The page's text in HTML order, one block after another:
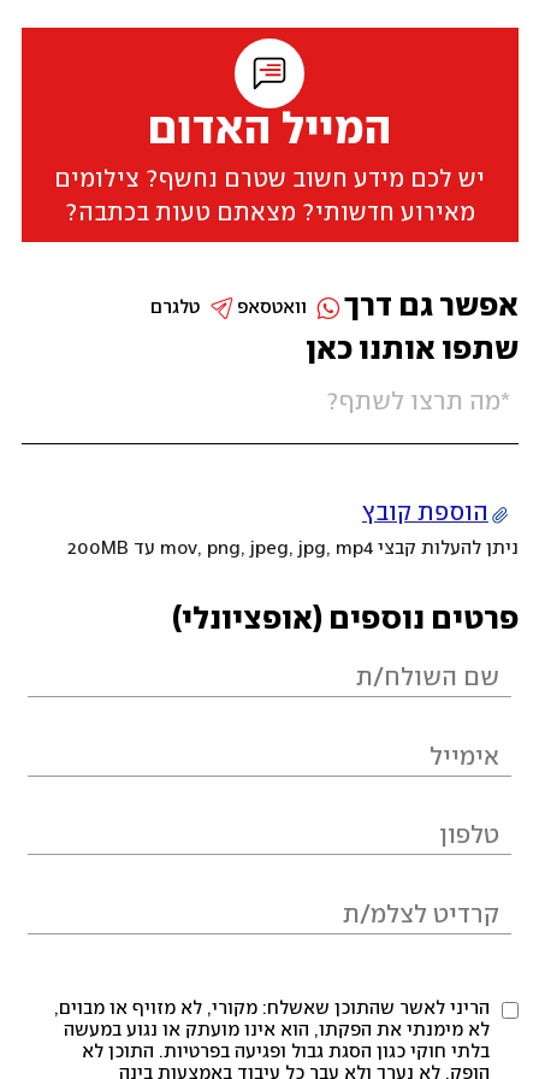
המייל האדום
יש לכם מידע חשוב שטרם נחשף? צילומים
מאירוע חדשותי? מצאתם טעות בכתבה?
שתפו אותנו כאן
הוספת קובץ
ניתן להעלות קבצי mov, png, jpeg, jpg, mp4 עד 200MB
פרטים נוספים (אופציונלי)
הריני לאשר שהתוכן שאשלח: מקורי, לא מזויף או מבוים,
לא מימנתי את הפקתו, הוא אינו מועתק או נגוע במעשה
בלתי חוקי כגון הסגת גבול ופגיעה בפרטיות. התוכן לא
הופק, לא נערך ולא עבר כל עיבוד באמצעות בינה
אפשר גם דרך טלגרם וואטסאפ